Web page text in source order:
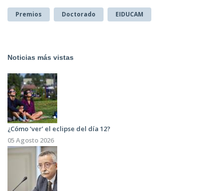
Premios Doctorado EIDUCAM
Noticias más vistas
¿Cómo ‘ver’ el eclipse del día 12?
05 Agosto 2026